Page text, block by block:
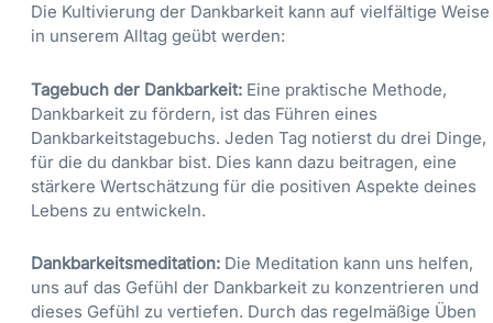
Die Kultivierung der Dankbarkeit kann auf vielfältige Weise
in unserem Alltag geübt werden:
Tagebuch der Dankbarkeit: Eine praktische Methode,
Dankbarkeit zu fördern, ist das Führen eines
Dankbarkeitstagebuchs. Jeden Tag notierst du drei Dinge,
für die du dankbar bist. Dies kann dazu beitragen, eine
stärkere Wertschätzung für die positiven Aspekte deines
Lebens zu entwickeln.
Dankbarkeitsmeditation: Die Meditation kann uns helfen,
uns auf das Gefühl der Dankbarkeit zu konzentrieren und
dieses Gefühl zu vertiefen. Durch das regelmäßige Üben